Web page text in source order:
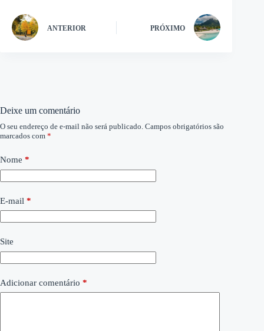
ANTERIOR PRÓXIMO
Deixe um comentário
O seu endereço de e-mail não será publicado. Campos obrigatórios são
marcados com *
Nome *
E-mail *
Site
Adicionar comentário *